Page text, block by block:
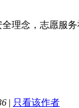
理念，志愿服务
| 只看该作者